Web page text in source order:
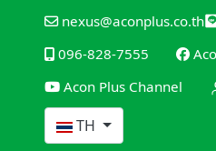
nexus@aconplus.co.th
096-828-7555
Acon Plus Channel
เลือกภาษาของคุณ
TH